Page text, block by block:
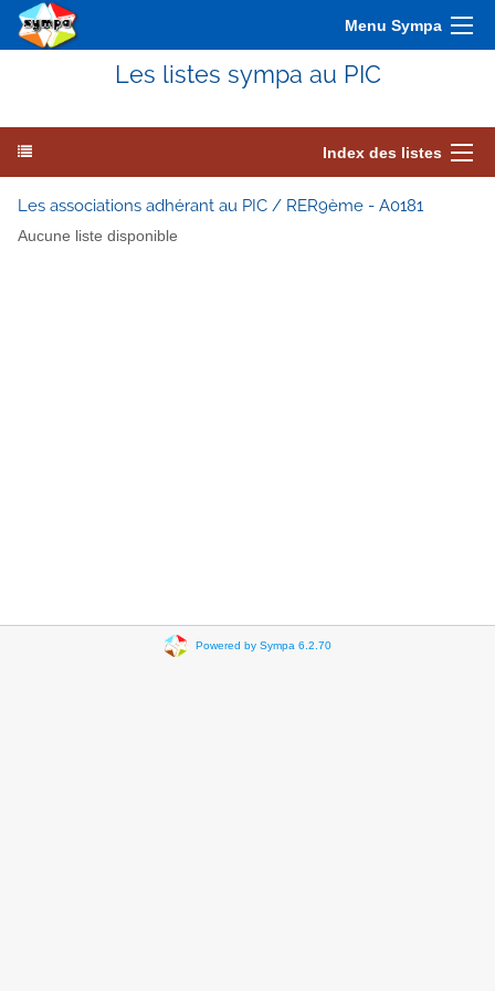
Menu Sympa
Les listes sympa au PIC
Index des listes
Les associations adhérant au PIC / RER9ème - A0181
Aucune liste disponible
Powered by Sympa 6.2.70